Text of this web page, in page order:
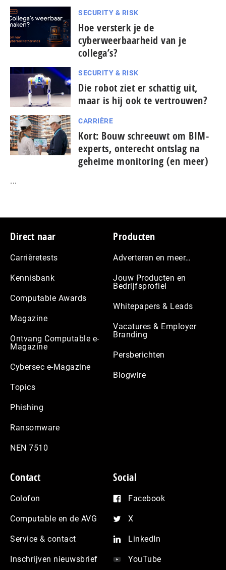
SECURITY & RISK
Hoe versterk je de
cyberweerbaarheid van je
collega’s?
SECURITY & RISK
Die robot ziet er schattig uit,
maar is hij ook te vertrouwen?
CARRIÈRE
Kort: Bouw schreeuwt om BIM-
experts, onterecht ontslag na
geheime monitoring (en meer)
...
Footer
Direct naar
Carrièretests
Kennisbank
Computable Awards
Magazine
Ontvang Computable e-
Magazine
Cybersec e-Magazine
Topics
Phishing
Ransomware
NEN 7510
Producten
Adverteren en meer…
Jouw Producten en
Bedrijfsprofiel
Whitepapers & Leads
Vacatures & Employer
Branding
Persberichten
Blogwire
Contact
Colofon
Computable en de AVG
Service & contact
Inschrijven nieuwsbrief
Social
Facebook
X
LinkedIn
YouTube